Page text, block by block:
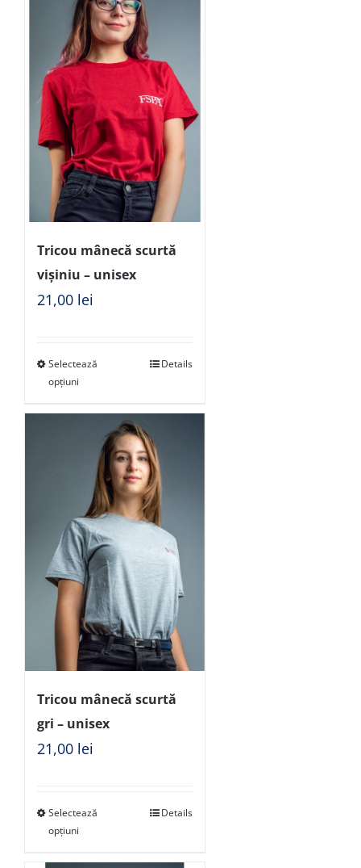
Tricou mânecă scurtă
vișiniu – unisex
21,00 lei
Selectează
opțiuni
Details
Tricou mânecă scurtă
gri – unisex
21,00 lei
Selectează
opțiuni
Details